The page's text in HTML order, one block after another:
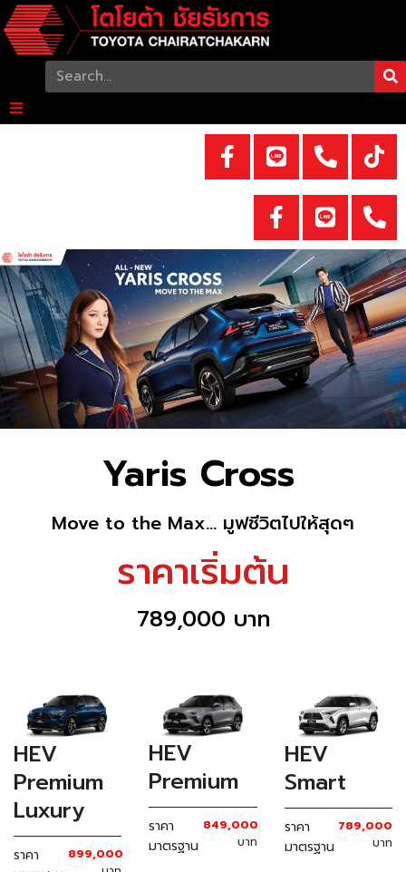
Yaris Cross
Move to the Max... มูฟชีวิตไปให้สุดๆ
ราคาเริ่มต้น
789,000 บาท
HEV
Premium
Luxury
ราคา
899,000
HEV
Premium
ราคา
มาตรฐาน
849,000
บาท
HEV
Smart
ราคา
มาตรฐาน
789,000
บาท